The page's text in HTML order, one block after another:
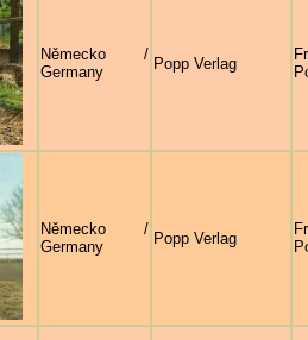
Německo /
Germany
Popp Verlag
Německo /
Germany
Popp Verlag